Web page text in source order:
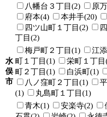
八幡台３丁目(2)
原
府本(4)
本井手(20)
四ツ山町１丁目(2)
丁目(2)
水
俣
市
梅戸町２丁目(1) 江
町１丁目(1)
栄町１丁目
町２丁目(1)
白浜町(1)
八ノ窪町２丁目(1)
(1)
丸島町１丁目(1)
青木(1)
安楽寺(2)